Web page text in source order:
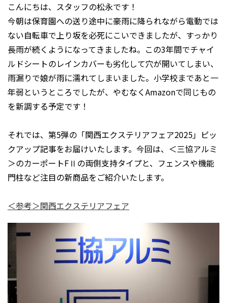
こんにちは、スタッフの松永です！
今朝は保育園への送り途中に豪雨に降られながら電動では
ない自転車で上り坂を必死にこいできましたが、すっかり
長雨が続くようになってきましたね。この3年間でチャイ
ルドシートのレインカバーも劣化して穴が開いてしまい、
雨漏りで娘が雨に濡れてしまいました。小学校まであと一
年弱というところでしたが、やむなくAmazonで同じもの
を新調する予定です！
それでは、第5弾の「関西エクステリアフェア2025」ピッ
クアップ記事をお届けいたします。今回は、＜三協アルミ
＞のカーポートFⅡの両側支持タイプと、フェンスや機能
門柱など注目の新商品をご紹介いたします。
＜参考＞関西エクステリアフェア